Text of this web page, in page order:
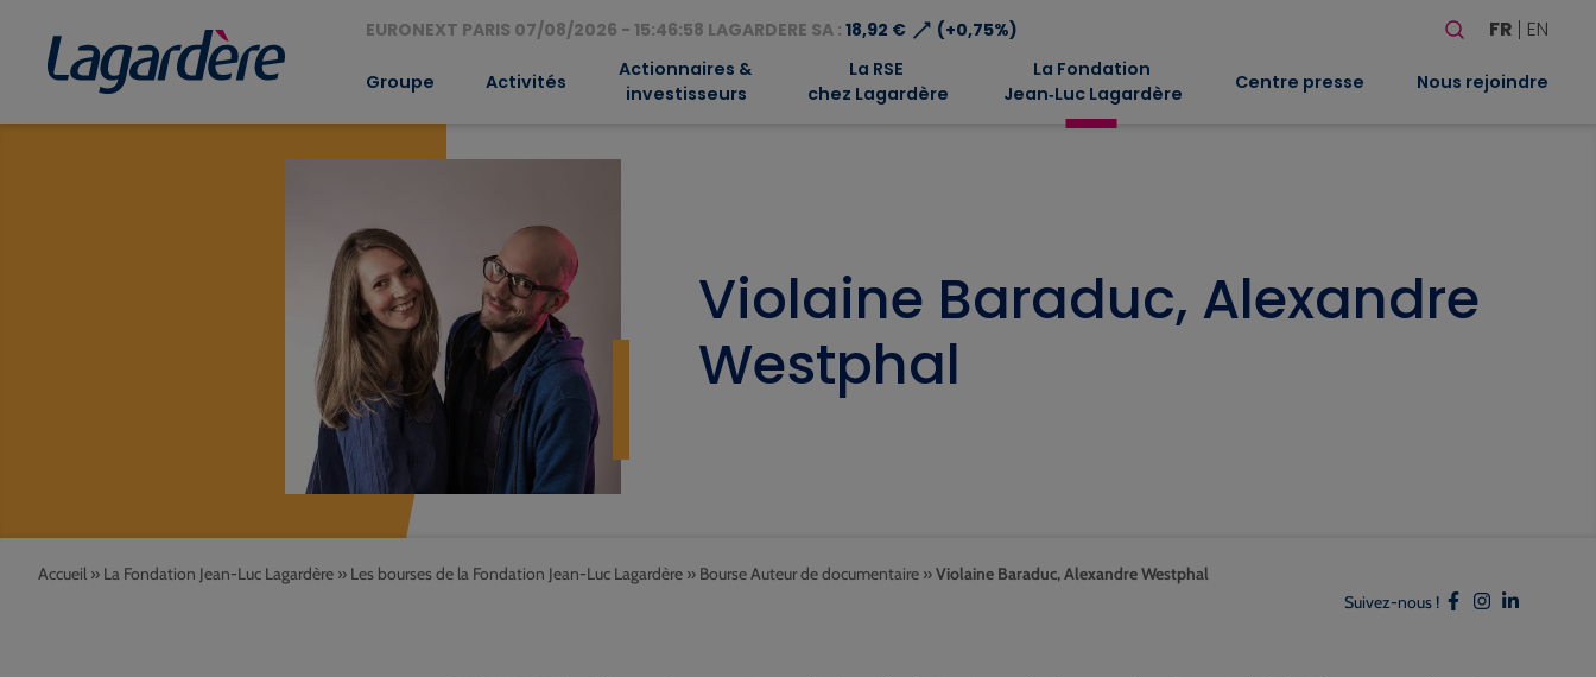
EURONEXT PARIS 07/08/2026 - 15:46:58 LAGARDERE SA : 18,92 €⟶ (+0,75%)
Rechercher
FR EN
Groupe Activités
Actionnaires &
investisseurs
La RSE
chez Lagardère
La Fondation
Jean‑Luc Lagardère
Centre presse Nous rejoindre
Violaine Baraduc, Alexandre
Westphal
Accueil » La Fondation Jean-Luc Lagardère » Les bourses de la Fondation Jean-Luc Lagardère » Bourse Auteur de documentaire »Violaine Baraduc, Alexandre Westphal
Suivez-nous !